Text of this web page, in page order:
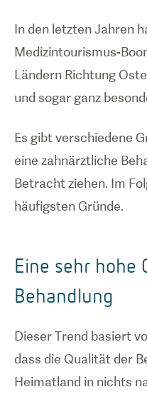
In den letzten Jahren
Medizintourismus-
Ländern Richtung
und sogar ganz
Es gibt verschiedene
eine zahnärztliche
Betracht ziehen. Im
häufigsten Gründe.
Eine sehr hohe
Behandlung
Dieser Trend basiert
dass die Qualität der
Heimatland in nichts